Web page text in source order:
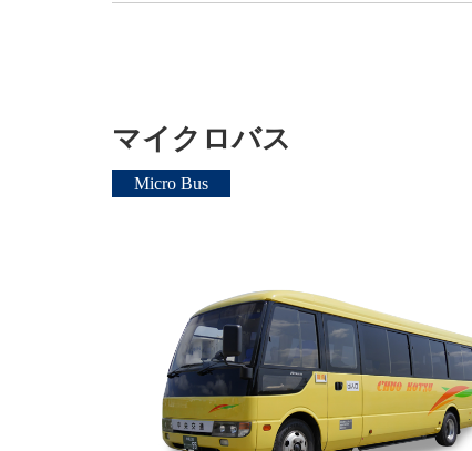
マイクロバス
Micro Bus